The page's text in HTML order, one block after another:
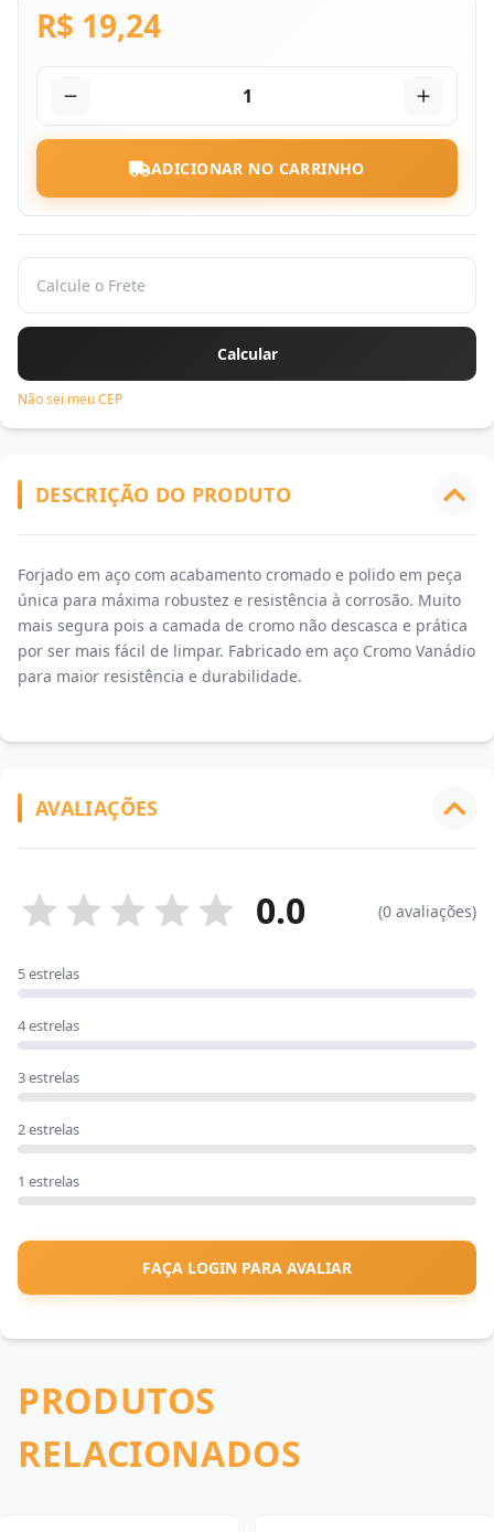
R$ 19,24
1
ADICIONAR NO CARRINHO
Não sei meu CEP
DESCRIÇÃO DO PRODUTO
Forjado em aço com acabamento cromado e polido em peça
única para máxima robustez e resistência à corrosão. Muito
mais segura pois a camada de cromo não descasca e prática
por ser mais fácil de limpar. Fabricado em aço Cromo Vanádio
para maior resistência e durabilidade.
AVALIAÇÕES
0.0 (0 avaliações)
5 estrelas
4 estrelas
3 estrelas
2 estrelas
1 estrelas
FAÇA LOGIN PARA AVALIAR
PRODUTOS
RELACIONADOS